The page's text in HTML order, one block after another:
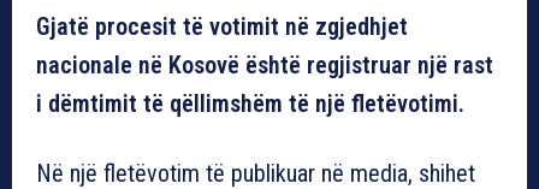
Gjatë procesit të votimit në zgjedhjet
nacionale në Kosovë është regjistruar një rast
i dëmtimit të qëllimshëm të një fletëvotimi.
Në një fletëvotim të publikuar në media, shihet